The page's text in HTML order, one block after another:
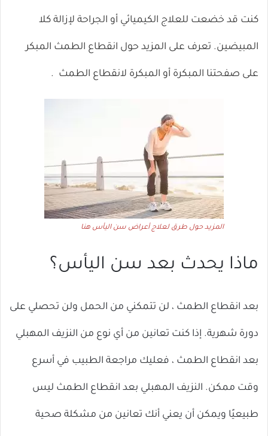
كنت قد خضعت للعلاج الكيميائي أو الجراحة لإزالة كلا
المبيضين. تعرف على المزيد حول انقطاع الطمث المبكر
على صفحتنا المبكرة أو المبكرة لانقطاع الطمث .
المزيد حول طرق لعلاج أعراض سن اليأس هنا
ماذا يحدث بعد سن اليأس؟
بعد انقطاع الطمث ، لن تتمكني من الحمل ولن تحصلي على
دورة شهرية. إذا كنت تعانين من أي نوع من النزيف المهبلي
بعد انقطاع الطمث ، فعليك مراجعة الطبيب في أسرع
وقت ممكن. النزيف المهبلي بعد انقطاع الطمث ليس
طبيعيًا ويمكن أن يعني أنك تعانين من مشكلة صحية